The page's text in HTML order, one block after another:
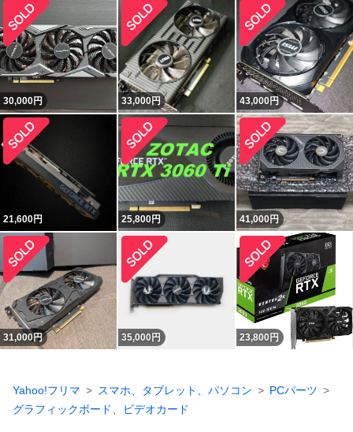
30,000円 33,000円 43,000円
21,600円 25,800円 41,000円
31,000円 35,000 円 23,800 円
Yahoo!フリマ スマホ、タブレット、パソコン
PCパーツ
グラフィックボード、ビデオカード